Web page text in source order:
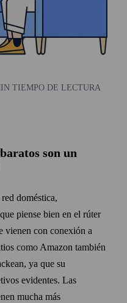
TIEMPO DE LECTURA
son un
doméstica,
piense bien en el rúter
vienen con conexión a
como Amazon también
ya que su
evidentes. Las
mucha más